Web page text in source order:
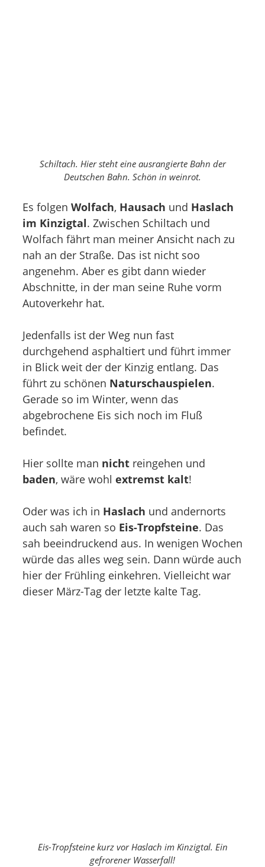
Schiltach. Hier steht eine ausrangierte Bahn der
Deutschen Bahn. Schön in weinrot.
Es folgen Wolfach, Hausach und Haslach
im Kinzigtal. Zwischen Schiltach und
Wolfach fährt man meiner Ansicht nach zu
nah an der Straße. Das ist nicht soo
angenehm. Aber es gibt dann wieder
Abschnitte, in der man seine Ruhe vorm
Autoverkehr hat.
Jedenfalls ist der Weg nun fast
durchgehend asphaltiert und führt immer
in Blick weit der der Kinzig entlang. Das
führt zu schönen Naturschauspielen.
Gerade so im Winter, wenn das
abgebrochene Eis sich noch im Fluß
befindet.
Hier sollte man nicht reingehen und
baden, wäre wohl extremst kalt!
Oder was ich in Haslach und andernorts
auch sah waren so Eis-Tropfsteine. Das
sah beeindruckend aus. In wenigen Wochen
würde das alles weg sein. Dann würde auch
hier der Frühling einkehren. Vielleicht war
dieser März-Tag der letzte kalte Tag.
Eis-Tropfsteine kurz vor Haslach im Kinzigtal. Ein
gefrorener Wasserfall!